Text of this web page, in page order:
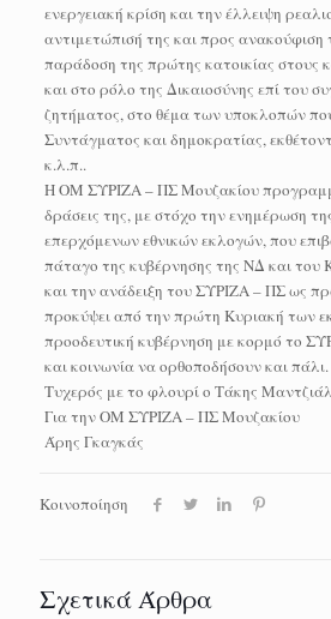
ενεργειακή κρίση και την έλλειψη
αντιμετώπισή της και προς ανακούφιση
παράδοση της πρώτης κατοικίας στους
και στο ρόλο της Δικαιοσύνης επί του
ζητήματος, στο θέμα των υποκλοπών
Συντάγματος και δημοκρατίας,
κ.λ.π..
Η ΟΜ ΣΥΡΙΖΑ – ΠΣ Μουζακίου
δράσεις της, με στόχο την ενημέρωση
επερχόμενων εθνικών εκλογών, που
πάταγο της κυβέρνησης της ΝΔ και
και την ανάδειξη του ΣΥΡΙΖΑ – ΠΣ ως
προκύψει από την πρώτη Κυριακή των
προοδευτική κυβέρνηση με κορμό το
και κοινωνία να ορθοποδήσουν και πάλι.
Τυχερός με το φλουρί ο Τάκης
Για την ΟΜ ΣΥΡΙΖΑ – ΠΣ Μουζακίου
Άρης Γκαγκάς
Κοινοποίηση
Σχετικά Άρθρα